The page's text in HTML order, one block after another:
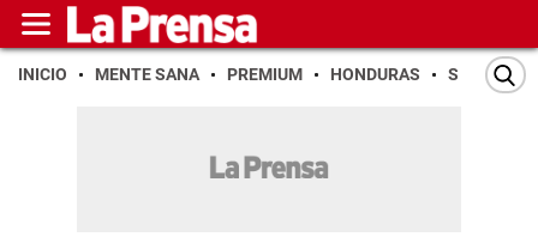
INICIO MENTE SANA PREMIUM HONDURAS SAN PEDRO